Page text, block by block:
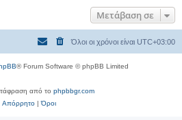
Μετάβαση σε
Όλοι οι χρόνοι είναι UTC+03:00
® Forum Software © phpBB Limited
από το phpbbgr.com
Απόρρητο|Όροι